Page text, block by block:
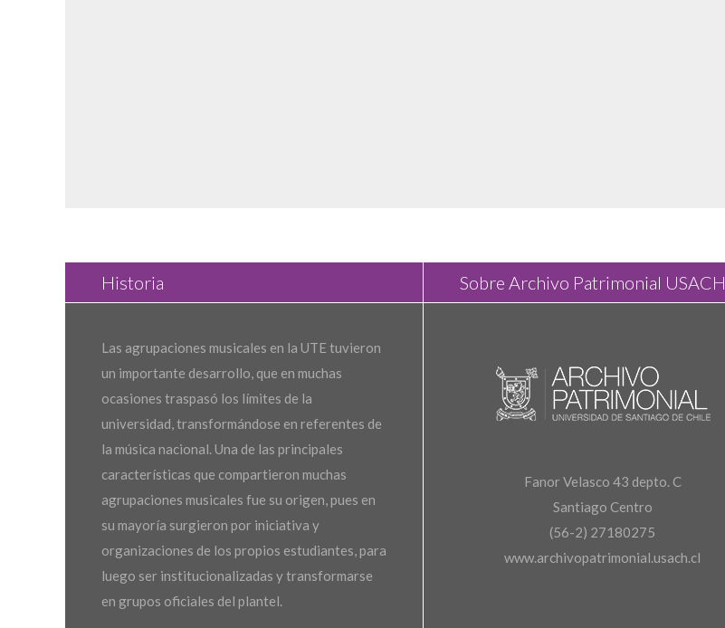
Historia
Las agrupaciones musicales en la UTE tuvieron
un importante desarrollo, que en muchas
ocasiones traspasó los límites de la
universidad, transformándose en referentes de
la música nacional. Una de las principales
características que compartieron muchas
agrupaciones musicales fue su origen, pues en
su mayoría surgieron por iniciativa y
organizaciones de los propios estudiantes, para
luego ser institucionalizadas y transformarse
en grupos oficiales del plantel.
Sobre Archivo Patrimonial USACH
Fanor Velasco 43 depto. C
Santiago Centro
(56-2) 27180275
www.archivopatrimonial.usach.cl